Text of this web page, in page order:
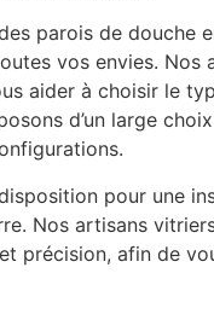
parois de douche
vos envies.
aider à choisir le
d’un large
pour une
Nos artisans
précision, afin de